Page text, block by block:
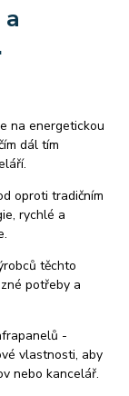
SZU Brno
na energetickou
dál tím
oproti tradičním
rychlé a
těchto
potřeby a
-
vlastnosti, aby
nebo kancelář.